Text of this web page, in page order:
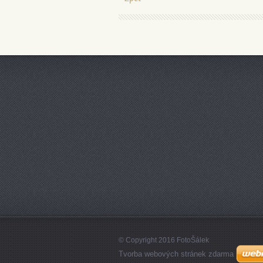
© Copyright 2016 FotoŠálek
Tvorba webových stránek zdarma